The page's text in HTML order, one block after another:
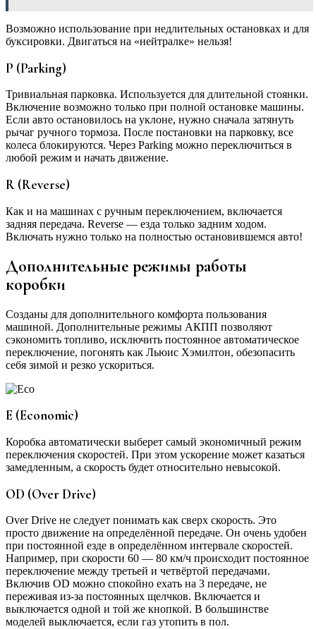
Возможно использование при недлительных остановках и для
буксировки. Двигаться на «нейтралке» нельзя!
P (Parking)
Тривиальная парковка. Используется для длительной стоянки.
Включение возможно только при полной остановке машины.
Если авто остановилось на уклоне, нужно сначала затянуть
рычаг ручного тормоза. После постановки на парковку, все
колеса блокируются. Через Parking можно переключиться в
любой режим и начать движение.
R (Reverse)
Как и на машинах с ручным переключением, включается
задняя передача. Reverse — езда только задним ходом.
Включать нужно только на полностью остановившемся авто!
Дополнительные режимы работы
коробки
Созданы для дополнительного комфорта пользования
машиной. Дополнительные режимы АКПП позволяют
сэкономить топливо, исключить постоянное автоматическое
переключение, погонять как Льюис Хэмилтон, обезопасить
себя зимой и резко ускориться.
E (Economic)
Коробка автоматически выберет самый экономичный режим
переключения скоростей. При этом ускорение может казаться
замедленным, а скорость будет относительно невысокой.
OD (Over Drive)
Over Drive не следует понимать как сверх скорость. Это
просто движение на определённой передаче. Он очень удобен
при постоянной езде в определённом интервале скоростей.
Например, при скорости 60 — 80 км/ч происходит постоянное
переключение между третьей и четвёртой передачами.
Включив OD можно спокойно ехать на 3 передаче, не
переживая из-за постоянных щелчков. Включается и
выключается одной и той же кнопкой. В большинстве
моделей выключается, если газ утопить в пол.